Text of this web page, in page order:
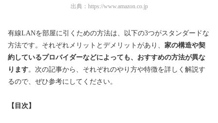
出典： https://www.amazon.co.jp
有線LANを部屋に引くための方法は、以下の3つがスタンダードな
方法です。 それぞれメリットとデメリットがあり、 家の構造や契
約しているプロバイダーなどによっても、おすすめの方法が異な
ります。次の記事から、それぞれのやり方や特徴を詳しく解説す
るので、ぜひ参考にしてください。
【目次】